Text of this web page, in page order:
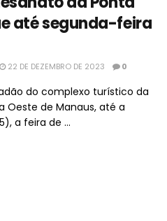
até segunda-feira
22 DE DEZEMBRO DE 2023 0
do complexo turístico da
Oeste de Manaus, até a
a feira de ...